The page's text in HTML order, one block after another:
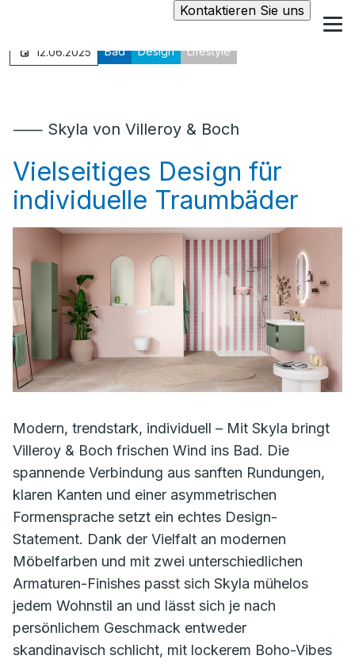
Kontaktieren Sie uns
12.06.2025 Bad Design Lifestyle
⸺ Skyla von Villeroy & Boch
Vielseitiges Design für
individuelle Traumbäder
Modern, trendstark, individuell – Mit Skyla bringt
Villeroy & Boch frischen Wind ins Bad. Die
spannende Verbindung aus sanften Rundungen,
klaren Kanten und einer asymmetrischen
Formensprache setzt ein echtes Design-
Statement. Dank der Vielfalt an modernen
Möbelfarben und mit zwei unterschiedlichen
Armaturen-Finishes passt sich Skyla mühelos
jedem Wohnstil an und lässt sich je nach
persönlichem Geschmack entweder
skandinavisch schlicht, mit lockerem Boho-Vibes